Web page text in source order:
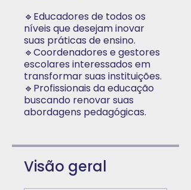
🔹Educadores de todos os
níveis que desejam inovar
suas práticas de ensino.
🔹Coordenadores e gestores
escolares interessados em
transformar suas instituições.
🔹Profissionais da educação
buscando renovar suas
abordagens pedagógicas.
Visão geral